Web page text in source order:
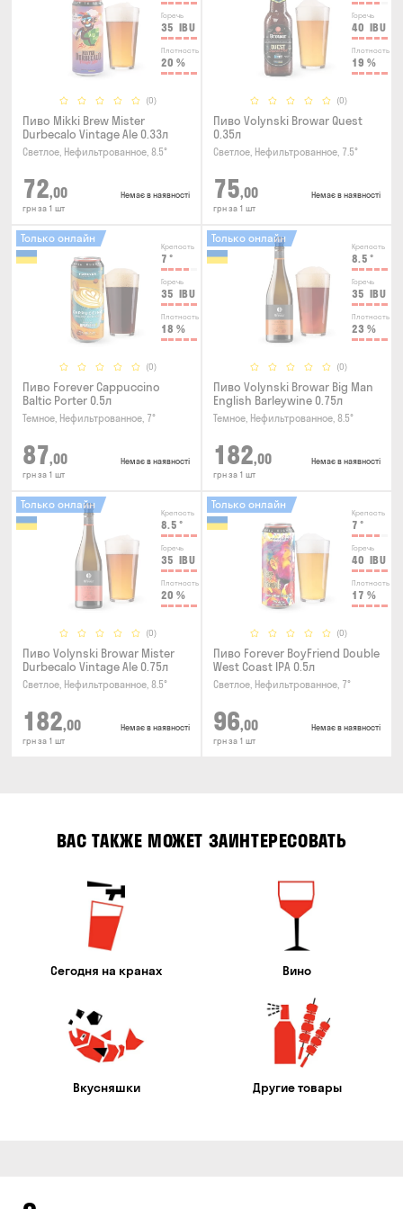
Горечь
35 IBU
Плотность
20 %
(0)
Пиво Mikki Brew Mister
Durbecalo Vintage Ale 0.33л
Светлое, Нефильтрованное, 8.5°
72,00
грн за 1 шт
Немає в наявності
Горечь
40 IBU
Плотность
19 %
(0)
Пиво Volynski Browar Quest
0.35л
Светлое, Нефильтрованное, 7.5°
75,00
грн за 1 шт
Немає в наявності
Крепость
7 °
Горечь
35 IBU
Плотность
18 %
(0)
Только онлайн
Пиво Forever Cappuccino
Baltic Porter 0.5л
Темное, Нефильтрованное, 7°
87,00
грн за 1 шт
Немає в наявності
Крепость
8.5 °
Горечь
35 IBU
Плотность
23 %
(0)
Только онлайн
Пиво Volynski Browar Big Man
English Barleywine 0.75л
Темное, Нефильтрованное, 8.5°
182,00
грн за 1 шт
Немає в наявності
Крепость
8.5 °
Горечь
35 IBU
Плотность
20 %
(0)
Только онлайн
Пиво Volynski Browar Mister
Durbecalo Vintage Ale 0.75л
Светлое, Нефильтрованное, 8.5°
182,00
грн за 1 шт
Немає в наявності
Крепость
7 °
Горечь
40 IBU
Плотность
17 %
(0)
Только онлайн
Пиво Forever BoyFriend Double
West Coast IPA 0.5л
Светлое, Нефильтрованное, 7°
96,00
грн за 1 шт
Немає в наявності
ВАС ТАКЖЕ МОЖЕТ ЗАИНТЕРЕСОВАТЬ
Сегодня на кранах Вино
Вкусняшки Другие товары